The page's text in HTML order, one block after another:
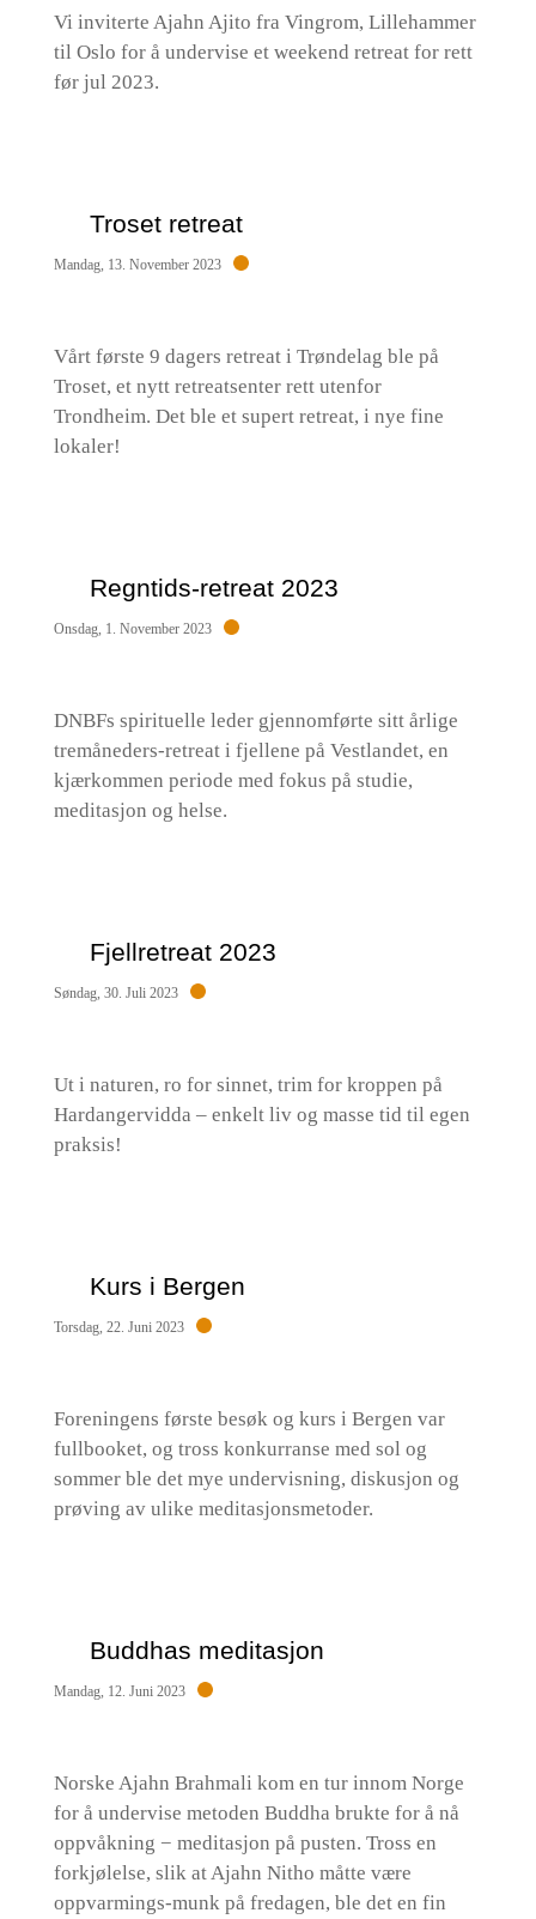
Vi inviterte Ajahn Ajito fra Vingrom, Lillehammer
til Oslo for å undervise et weekend retreat for rett
før jul 2023.
Troset retreat
Mandag, 13. November 2023
Vårt første 9 dagers retreat i Trøndelag ble på
Troset, et nytt retreatsenter rett utenfor
Trondheim. Det ble et supert retreat, i nye fine
lokaler!
Regntids-retreat 2023
Onsdag, 1. November 2023
DNBFs spirituelle leder gjennomførte sitt årlige
tremåneders-retreat i fjellene på Vestlandet, en
kjærkommen periode med fokus på studie,
meditasjon og helse.
Fjellretreat 2023
Søndag, 30. Juli 2023
Ut i naturen, ro for sinnet, trim for kroppen på
Hardangervidda – enkelt liv og masse tid til egen
praksis!
Kurs i Bergen
Torsdag, 22. Juni 2023
Foreningens første besøk og kurs i Bergen var
fullbooket, og tross konkurranse med sol og
sommer ble det mye undervisning, diskusjon og
prøving av ulike meditasjonsmetoder.
Buddhas meditasjon
Mandag, 12. Juni 2023
Norske Ajahn Brahmali kom en tur innom Norge
for å undervise metoden Buddha brukte for å nå
oppvåkning − meditasjon på pusten. Tross en
forkjølelse, slik at Ajahn Nitho måtte være
oppvarmings-munk på fredagen, ble det en fin